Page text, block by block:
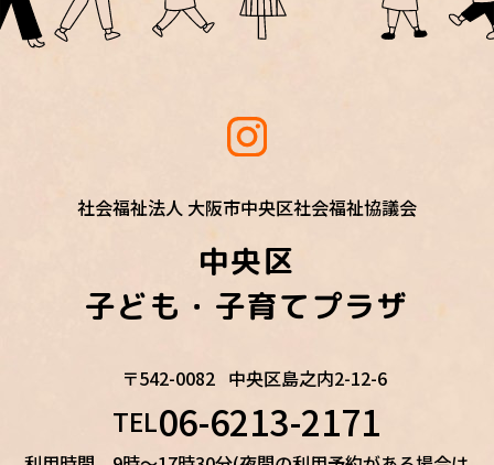
社会福祉法人 大阪市中央区社会福祉協議会
中央区
子ども・子育てプラザ
〒542-0082 中央区島之内2-12-6
TEL06-6213-2171